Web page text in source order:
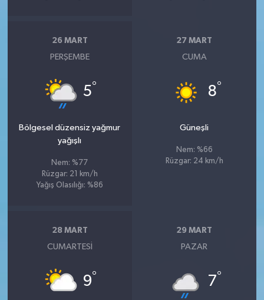
26 MART
PERŞEMBE
5°
Bölgesel düzensiz yağmur
yağışlı
Nem: %77
Rüzgar: 21 km/h
Yağış Olasılığı: %86
27 MART
CUMA
8°
Güneşli
Nem: %66
Rüzgar: 24 km/h
28 MART
CUMARTESI
9°
29 MART
PAZAR
7°